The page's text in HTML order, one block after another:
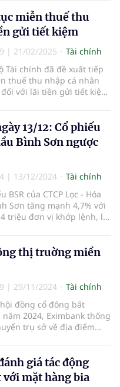
miễn thuế thu
gửi tiết kiệm
| 21/02/2025
Tài chính
Tài chính đã đề xuất tiếp
thuế thu nhập cá nhân
đối với lãi tiền gửi tiết kiệm,
vốn cho nền kinh tế.
13/12: Cổ phiếu
Bình Sơn ngược
| 13/12/2024
Tài chính
BSR của CTCP Lọc - Hóa
Sơn tăng mạnh 4,7% với
triệu đơn vị khớp lệnh, là
thị truờng miền
| 29/11/2024
Tài chính
đồng cổ đông bất
2024, Eximbank thống
trụ sở về địa điểm
giá tác động
mặt hàng bia